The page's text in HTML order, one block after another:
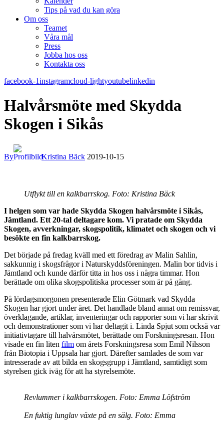
Tips på vad du kan göra
Om oss
Teamet
Våra mål​
Press
Jobba hos oss
Kontakta oss
facebook-1instagramcloud-lightyoutubelinkedin
Halvårsmöte med Skydda
Skogen i Sikås
By Kristina Bäck 2019-10-15
Utflykt till en kalkbarrskog. Foto: Kristina Bäck
I helgen som var hade Skydda Skogen halvårsmöte i Sikås,
Jämtland. Ett 20-tal deltagare kom. Vi pratade om Skydda
Skogen, avverkningar, skogspolitik, klimatet och skogen och vi
besökte en fin kalkbarrskog.
Det började på fredag kväll med ett föredrag av Malin Sahlin,
sakkunnig i skogsfrågor i Naturskyddsföreningen. Malin bor tidvis i
Jämtland och kunde därför titta in hos oss i några timmar. Hon
berättade om olika skogspolitiska processer som är på gång.
På lördagsmorgonen presenterade Elin Götmark vad Skydda
Skogen har gjort under året. Det handlade bland annat om remissvar,
överklagande, artiklar, inventeringar och rapporter som vi har skrivit
och demonstrationer som vi har deltagit i. Linda Spjut som också var
initiativtagare till halvårsmötet, berättade om Forskningsresan. Hon
visade en fin liten film om årets Forskningsresa som Emil Nilsson
från Biotopia i Uppsala har gjort. Därefter samlades de som var
intresserade av att bilda en skogsgrupp i Jämtland, samtidigt som
styrelsen gick iväg för att ha styrelsemöte.
Revlummer i kalkbarrskogen. Foto: Emma Löfström
En fuktig lunglav växte på en sälg. Foto: Emma